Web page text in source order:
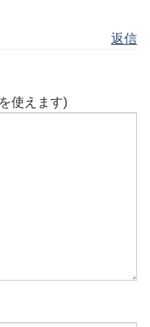
返信
使えます)